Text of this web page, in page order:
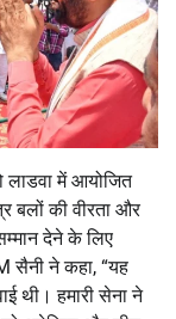
लाडवा में आयोजित
बलों की वीरता और
देने के लिए
सैनी ने कहा, “यह
थी। हमारी सेना ने